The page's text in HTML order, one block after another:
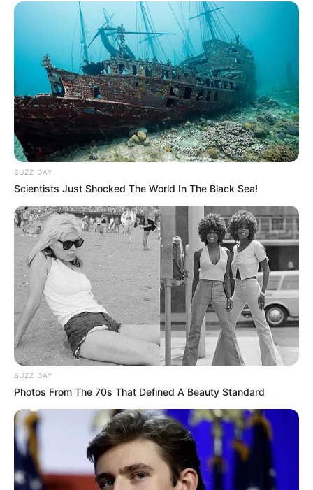
ΩΡΑ ΤΩΝ ΓΗΙΝΩΝ
ΑΠΟΚΑΛΥΨΕΩΝ ΛΕΠΤΟ ΠΡΟΣ
σχολιάζοντας τον λόγο
Πούτιν: Είναι η έναρξη της
Νικηφόρας...
ΕΠΕΙΓΟΝ: Στην απόφαση ΑΠΑΓΟΡΕΥΣΗΣ
rapid test από τον Ε.Ο.Φ αναγράφεται
καθαρά ότι...
Σάββατο, 27 Αυγούστου 2022, 10:17
ΕΠΕΙΓΟΝ: Στην απόφαση ΑΠΑΓΟΡΕΥΣΗΣ rapid...
Έρχεται το μεγαλύτερο κραχ
στη σύγχρονη Ιστορία
Διέρρευσε η κρίσιμη
συμφωνία ΕΕ – Pfizer
BUZZ DAY
Scientists Just Shocked The World In The Black Sea!
BUZZ DAY
Photos From The 70s That Defined A Beauty Standard